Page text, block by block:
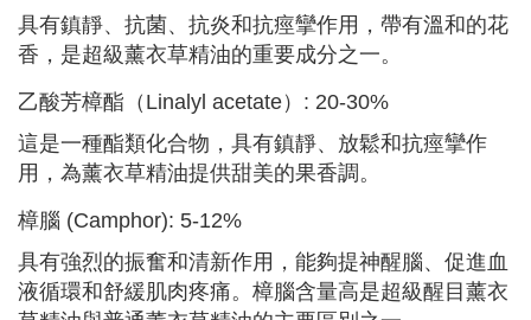
具有鎮靜、抗菌、抗炎和抗痙攣作用，帶有溫和的花
香，是超級薰衣草精油的重要成分之一。
乙酸芳樟酯（Linalyl acetate）: 20-30%
這是一種酯類化合物，具有鎮靜、放鬆和抗痙攣作
用，為薰衣草精油提供甜美的果香調。
樟腦 (Camphor): 5-12%
具有強烈的振奮和清新作用，能夠提神醒腦、促進血
液循環和舒緩肌肉疼痛。樟腦含量高是超級醒目薰衣